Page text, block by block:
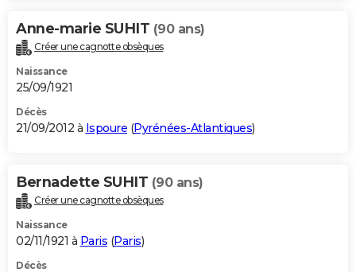
Anne-marie SUHIT (90 ans)
Créer une cagnotte obsèques
Naissance
25/09/1921
Décès
21/09/2012 à Ispoure (Pyrénées-Atlantiques)
Bernadette SUHIT (90 ans)
Créer une cagnotte obsèques
Naissance
02/11/1921 à Paris (Paris)
Décès